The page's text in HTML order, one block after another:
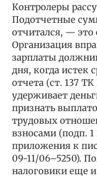
Контролеры
Подотчетные
отчитался, — это
Организация
зарплаты
дня, когда истек
отчета (ст. 137
удерживает
признать
трудовых
взносами (подп.
приложения к
09-11/06–5250).
налоговики еще